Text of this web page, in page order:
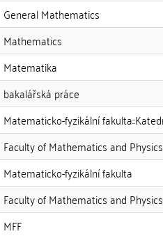
General Mathematics
Mathematics
Matematika
bakalářská práce
Matematicko-fyzikální
Faculty of Mathematics and
Matematicko-fyzikální fakulta
Faculty of Mathematics and Physics
MFF